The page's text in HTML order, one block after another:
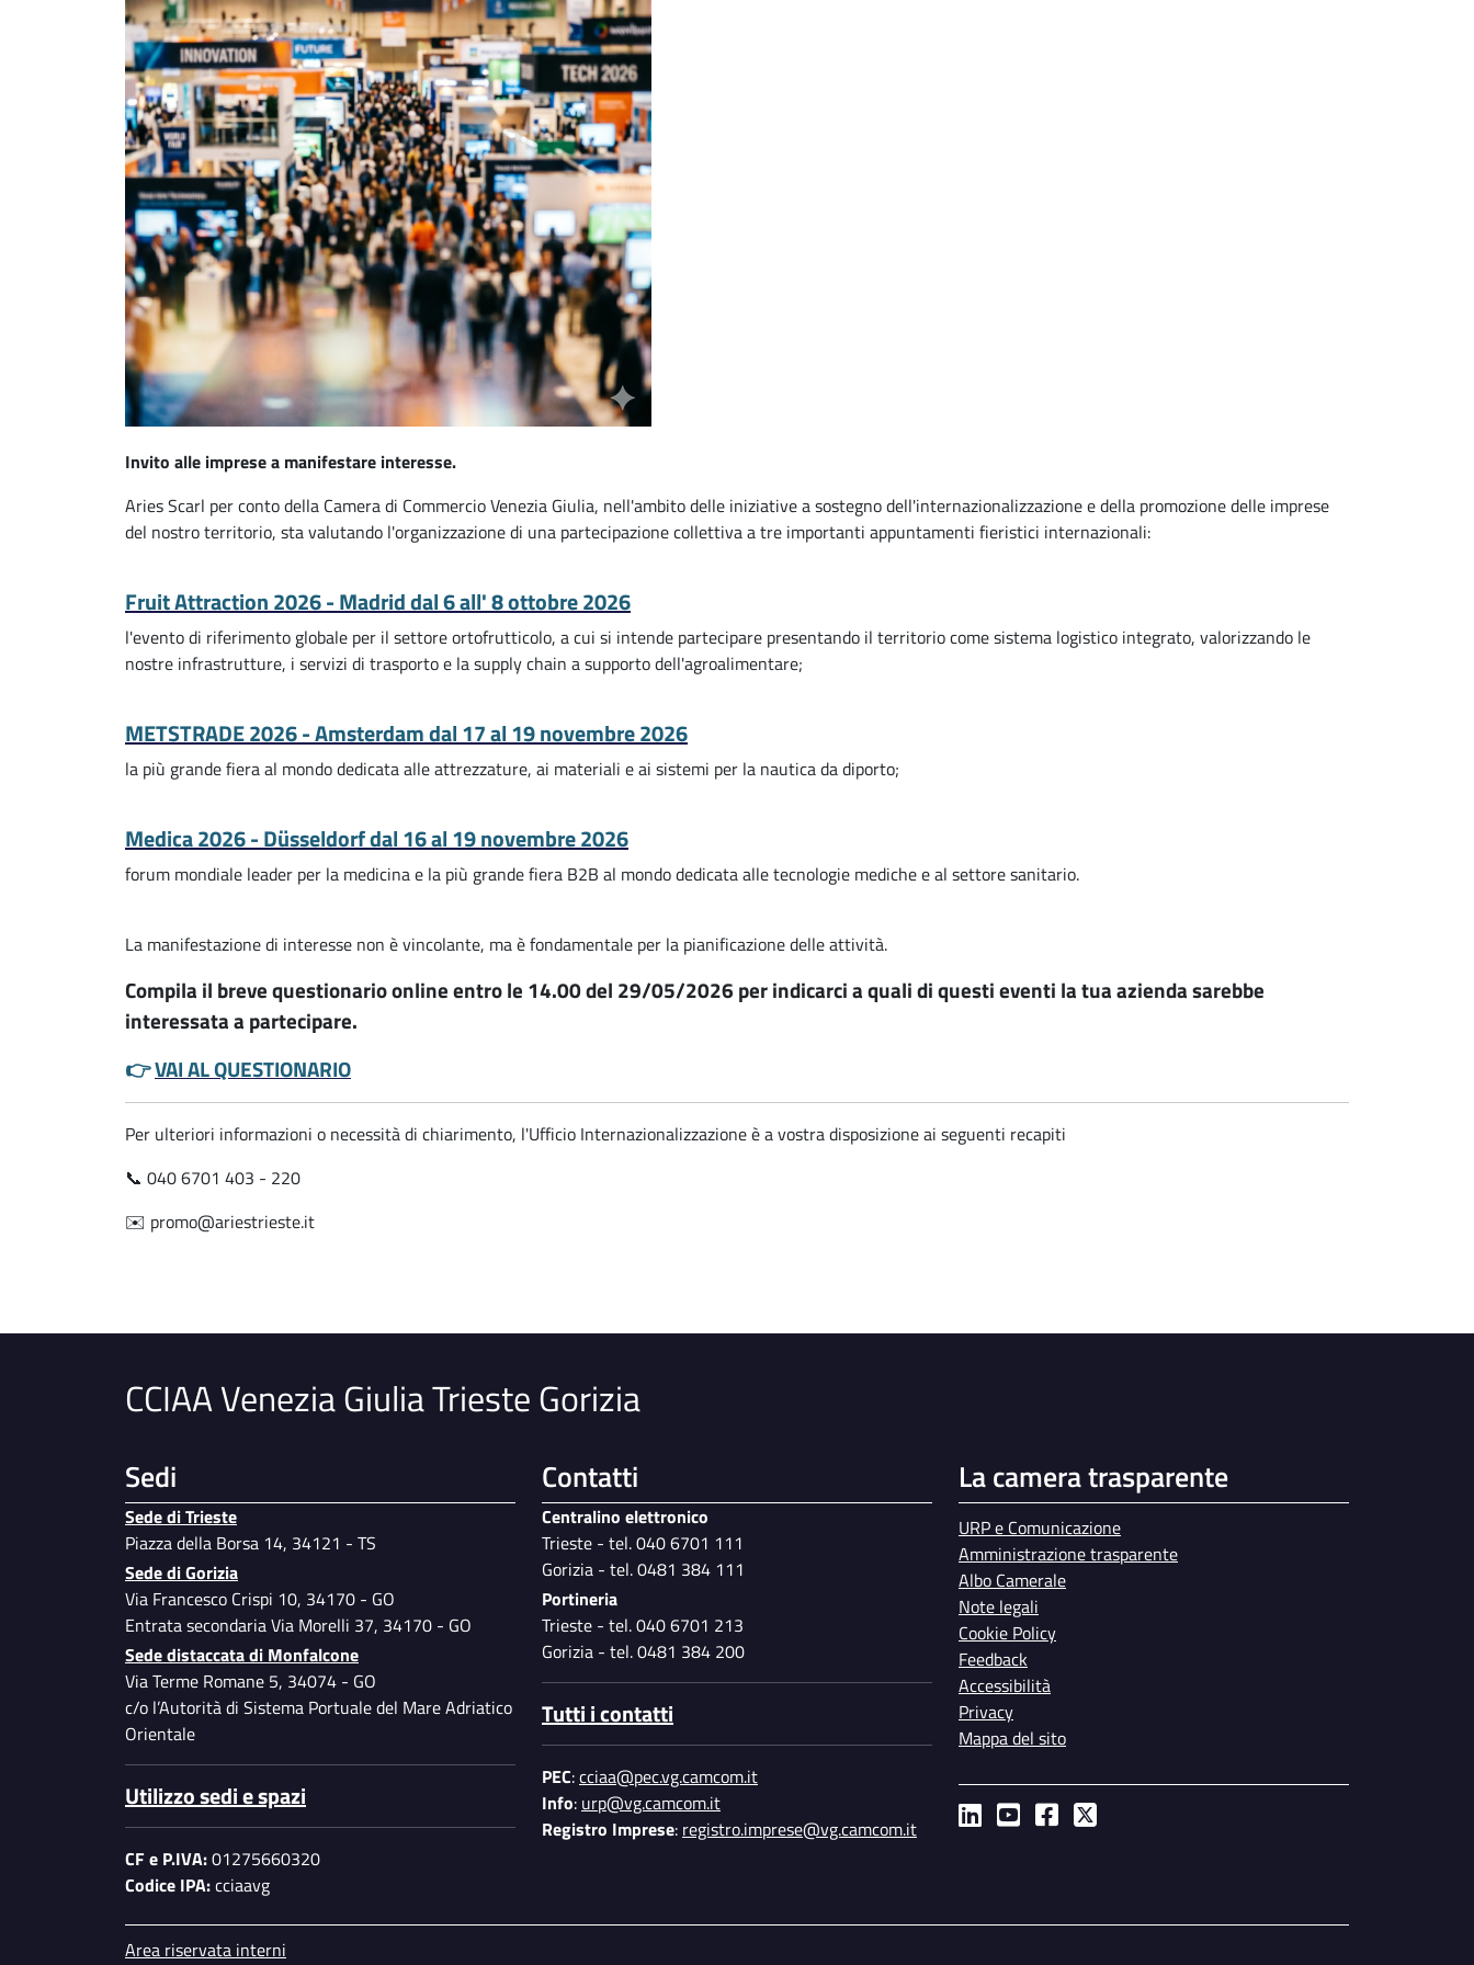
Invito alle imprese a manifestare interesse.
Aries Scarl per conto della Camera di Commercio Venezia Giulia, nell'ambito delle iniziative a sostegno dell'internazionalizzazione e della promozione delle imprese
del nostro territorio, sta valutando l'organizzazione di una partecipazione collettiva a tre importanti appuntamenti fieristici internazionali:
Fruit Attraction 2026 - Madrid dal 6 all' 8 ottobre 2026
l'evento di riferimento globale per il settore ortofrutticolo, a cui si intende partecipare presentando il territorio come sistema logistico integrato, valorizzando le
nostre infrastrutture, i servizi di trasporto e la supply chain a supporto dell'agroalimentare;
METSTRADE 2026 - Amsterdam dal 17 al 19 novembre 2026
la più grande fiera al mondo dedicata alle attrezzature, ai materiali e ai sistemi per la nautica da diporto;
Medica 2026 - Düsseldorf dal 16 al 19 novembre 2026
forum mondiale leader per la medicina e la più grande fiera B2B al mondo dedicata alle tecnologie mediche e al settore sanitario.
La manifestazione di interesse non è vincolante, ma è fondamentale per la pianificazione delle attività.
Compila il breve questionario online entro le 14.00 del 29/05/2026 per indicarci a quali di questi eventi la tua azienda sarebbe
interessata a partecipare.
👉VAI AL QUESTIONARIO
Per ulteriori informazioni o necessità di chiarimento, l'Ufficio Internazionalizzazione è a vostra disposizione ai seguenti recapiti
📞 040 6701 403 - 220
✉️ promo@ariestrieste.it
CCIAA Venezia Giulia Trieste Gorizia
Sedi
Sede di Trieste
Piazza della Borsa 14, 34121 - TS
Sede di Gorizia
Via Francesco Crispi 10, 34170 - GO
Entrata secondaria Via Morelli 37, 34170 - GO
Sede distaccata di Monfalcone
Via Terme Romane 5, 34074 - GO
c/o l’Autorità di Sistema Portuale del Mare Adriatico
Orientale
Utilizzo sedi e spazi
CF e P.IVA:01275660320
Codice IPA:cciaavg
Contatti
Centralino elettronico
Trieste - tel. 040 6701 111
Gorizia - tel. 0481 384 111
Portineria
Trieste - tel. 040 6701 213
Gorizia - tel. 0481 384 200
Tutti i contatti
PEC:cciaa@pec.vg.camcom.it
Info: urp@vg.camcom.it
Registro Imprese: registro.imprese@vg.camcom.it
La camera trasparente
URP e Comunicazione
Amministrazione trasparente
Albo Camerale
Note legali
Cookie Policy
Feedback
Accessibilità
Privacy
Mappa del sito
Area riservata interni